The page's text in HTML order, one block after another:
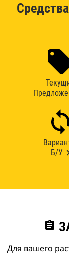
Б/У
assignment
Для вашего